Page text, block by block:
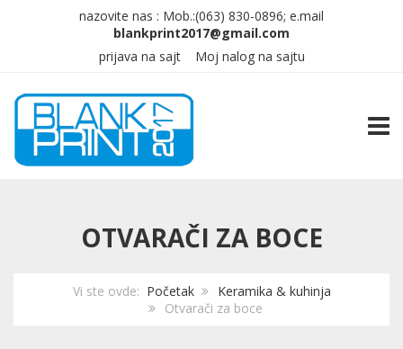
nazovite nas : Mob.:(063) 830-0896; e.mail
prijava na sajt Moj nalog na sajtu
OTVARAČI ZA BOCE
Vi ste ovde: Početak
Keramika & kuhinja
Otvarači za boce